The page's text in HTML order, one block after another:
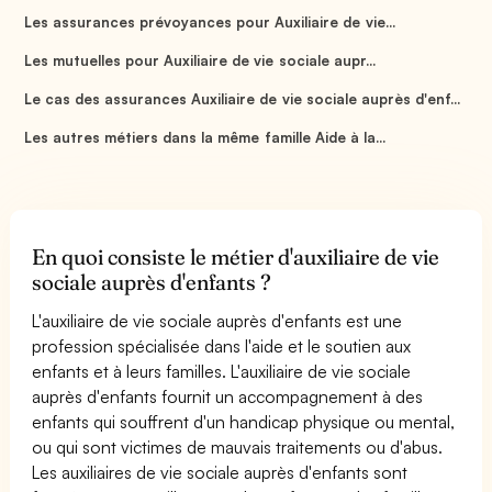
Les assurances prévoyances pour Auxiliaire de vie...
Les mutuelles pour Auxiliaire de vie sociale aupr...
Le cas des assurances Auxiliaire de vie sociale auprès d'enf...
Les autres métiers dans la même famille Aide à la...
En quoi consiste le métier d'auxiliaire de vie
sociale auprès d'enfants ?
L'auxiliaire de vie sociale auprès d'enfants est une
profession spécialisée dans l'aide et le soutien aux
enfants et à leurs familles. L'auxiliaire de vie sociale
auprès d'enfants fournit un accompagnement à des
enfants qui souffrent d'un handicap physique ou mental,
ou qui sont victimes de mauvais traitements ou d'abus.
Les auxiliaires de vie sociale auprès d'enfants sont